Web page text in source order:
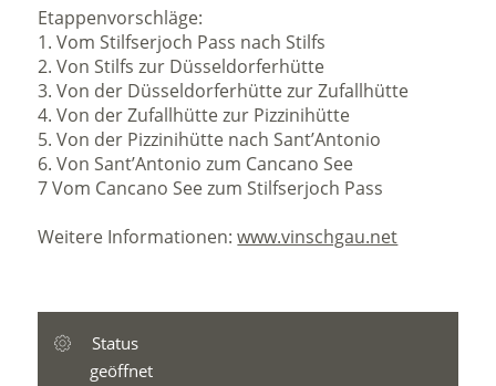
Etappenvorschläge:
1. Vom Stilfserjoch Pass nach Stilfs
2. Von Stilfs zur Düsseldorferhütte
3. Von der Düsseldorferhütte zur Zufallhütte
4. Von der Zufallhütte zur Pizzinihütte
5. Von der Pizzinihütte nach Sant’Antonio
6. Von Sant’Antonio zum Cancano See
7 Vom Cancano See zum Stilfserjoch Pass
Weitere Informationen:www.vinschgau.net
Status
geöffnet